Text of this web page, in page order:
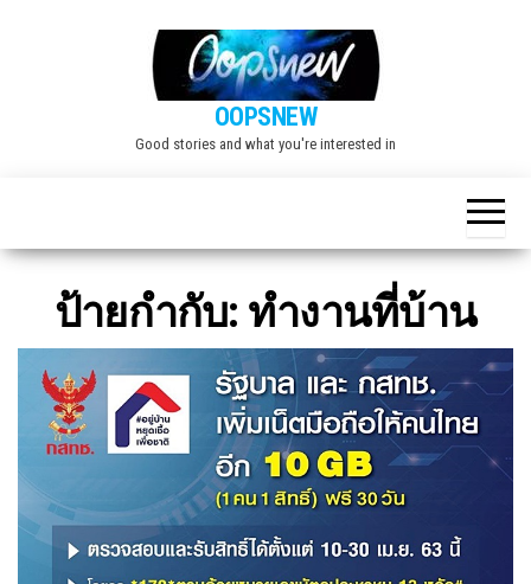
OOPSNEW
Good stories and what you're interested in
ป้ายกำกับ: ทำงานที่บ้าน